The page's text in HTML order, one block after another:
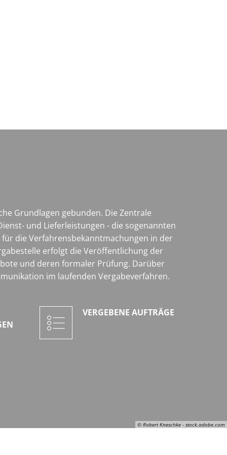
© Robert Kneschke - stock.adobe.com
Grundlagen gebunden. Die Zentrale
und Lieferleistungen - die sogenannten
die Verfahrensbekanntmachungen in der
erfolgt die Veröffentlichung der
und deren formaler Prüfung. Darüber
im laufenden Vergabeverfahren.
VERGEBENE AUFTRÄGE